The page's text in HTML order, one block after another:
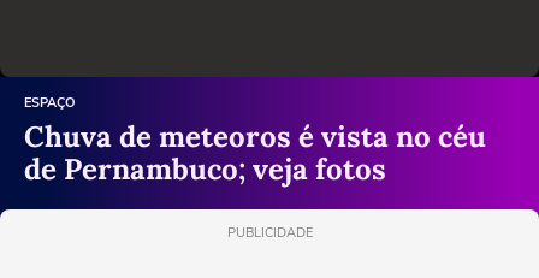
ESPAÇO
Chuva de meteoros é vista no céu
de Pernambuco; veja fotos
PUBLICIDADE